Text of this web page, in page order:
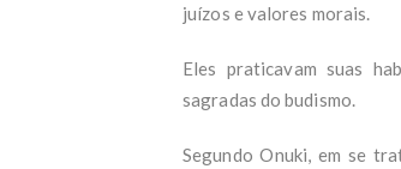
juízos e valores morais.
Eles praticavam suas
sagradas do budismo.
Segundo Onuki, em se